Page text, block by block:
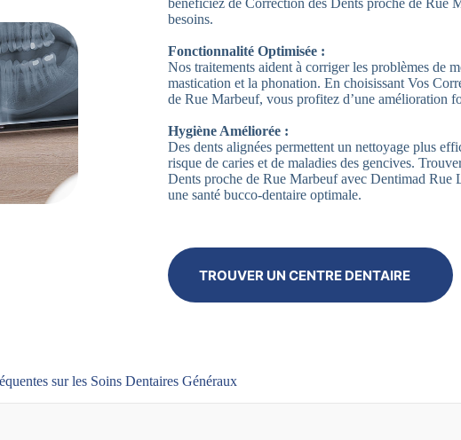
bénéficiez de Correction des Dents proche de Rue
besoins.
Fonctionnalité Optimisée :
Nos traitements aident à corriger les problèmes de
mastication et la phonation. En choisissant Vos
de Rue Marbeuf, vous profitez d’une amélioration
Hygiène Améliorée :
Des dents alignées permettent un nettoyage plus
risque de caries et de maladies des gencives.
Dents proche de Rue Marbeuf avec Dentimad Rue
une santé bucco-dentaire optimale.
TROUVER UN CENTRE DENTAIRE
sur les Soins Dentaires Généraux